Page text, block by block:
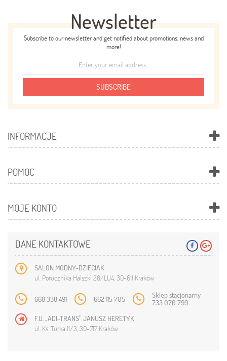
Newsletter
Subscribe to our newsletter and get notified about promotions, news and
more!
SUBSCRIBE
INFORMACJE
POMOC
MOJE KONTO
DANE KONTAKTOWE
SALON MODNY-DZIECIAK
ul. Porucznika Halszki 28/LU4, 30-611 Kraków
668 338 491 662 115 705 Sklep stacjonarny
733 070 799
F.U. „ADI-TRANS” JANUSZ HERETYK
ul. Ks. Turka 11/3, 30-717 Kraków